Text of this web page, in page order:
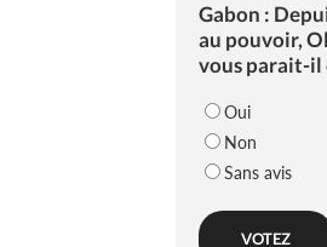
Gabon :
au pouvoir,
vous parait-il
Oui
Non
Sans avis